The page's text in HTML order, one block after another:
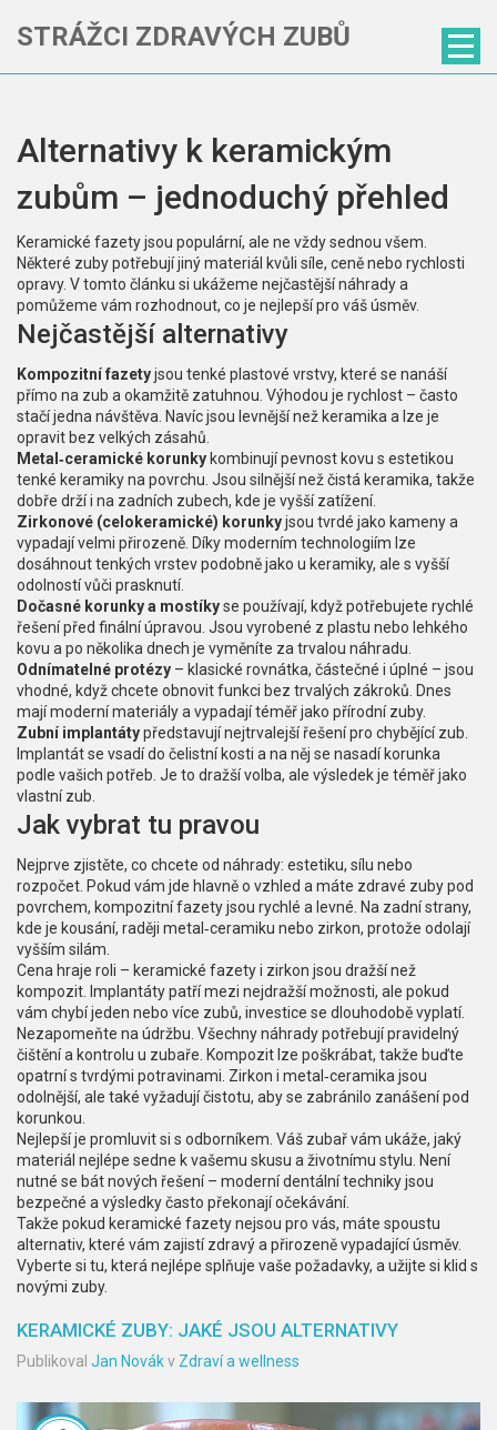
STRÁŽCI ZDRAVÝCH ZUBŮ
Alternativy k keramickým
zubům – jednoduchý přehled
Keramické fazety jsou populární, ale ne vždy sednou všem.
Některé zuby potřebují jiný materiál kvůli síle, ceně nebo rychlosti
opravy. V tomto článku si ukážeme nejčastější náhrady a
pomůžeme vám rozhodnout, co je nejlepší pro váš úsměv.
Nejčastější alternativy
Kompozitní fazetyjsou tenké plastové vrstvy, které se nanáší
přímo na zub a okamžitě zatuhnou. Výhodou je rychlost – často
stačí jedna návštěva. Navíc jsou levnější než keramika a lze je
opravit bez velkých zásahů.
Metal‑ceramické korunky kombinují pevnost kovu s estetikou
tenké keramiky na povrchu. Jsou silnější než čistá keramika, takže
dobře drží i na zadních zubech, kde je vyšší zatížení.
Zirkonové (celokeramické) korunkyjsou tvrdé jako kameny a
vypadají velmi přirozeně. Díky moderním technologiím lze
dosáhnout tenkých vrstev podobně jako u keramiky, ale s vyšší
odolností vůči prasknutí.
Dočasné korunky a mostíkyse používají, když potřebujete rychlé
řešení před finální úpravou. Jsou vyrobené z plastu nebo lehkého
kovu a po několika dnech je vyměníte za trvalou náhradu.
Odnímatelné protézy – klasické rovnátka, částečné i úplné – jsou
vhodné, když chcete obnovit funkci bez trvalých zákroků. Dnes
mají moderní materiály a vypadají téměř jako přírodní zuby.
Zubní implantátypředstavují nejtrvalejší řešení pro chybějící zub.
Implantát se vsadí do čelistní kosti a na něj se nasadí korunka
podle vašich potřeb. Je to dražší volba, ale výsledek je téměř jako
vlastní zub.
Jak vybrat tu pravou
Nejprve zjistěte, co chcete od náhrady: estetiku, sílu nebo
rozpočet. Pokud vám jde hlavně o vzhled a máte zdravé zuby pod
povrchem, kompozitní fazety jsou rychlé a levné. Na zadní strany,
kde je kousání, raději metal‑ceramiku nebo zirkon, protože odolají
vyšším silám.
Cena hraje roli – keramické fazety i zirkon jsou dražší než
kompozit. Implantáty patří mezi nejdražší možnosti, ale pokud
vám chybí jeden nebo více zubů, investice se dlouhodobě vyplatí.
Nezapomeňte na údržbu. Všechny náhrady potřebují pravidelný
čištění a kontrolu u zubaře. Kompozit lze poškrábat, takže buďte
opatrní s tvrdými potravinami. Zirkon i metal‑ceramika jsou
odolnější, ale také vyžadují čistotu, aby se zabránilo zanášení pod
korunkou.
Nejlepší je promluvit si s odborníkem. Váš zubař vám ukáže, jaký
materiál nejlépe sedne k vašemu skusu a životnímu stylu. Není
nutné se bát nových řešení – moderní dentální techniky jsou
bezpečné a výsledky často překonají očekávání.
Takže pokud keramické fazety nejsou pro vás, máte spoustu
alternativ, které vám zajistí zdravý a přirozeně vypadající úsměv.
Vyberte si tu, která nejlépe splňuje vaše požadavky, a užijte si klid s
novými zuby.
KERAMICKÉ ZUBY: JAKÉ JSOU ALTERNATIVY
Publikoval Jan Novákv Zdraví a wellness